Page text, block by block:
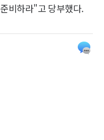
비하라"고 당부했다.